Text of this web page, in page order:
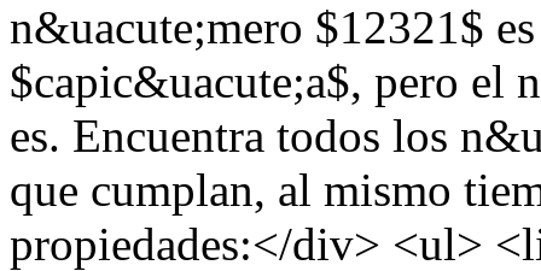
n&uacute;mero $12321$
$capic&uacute;a$, pero el
es. Encuentra todos los
que cumplan, al mismo
propiedades:</div> <ul>